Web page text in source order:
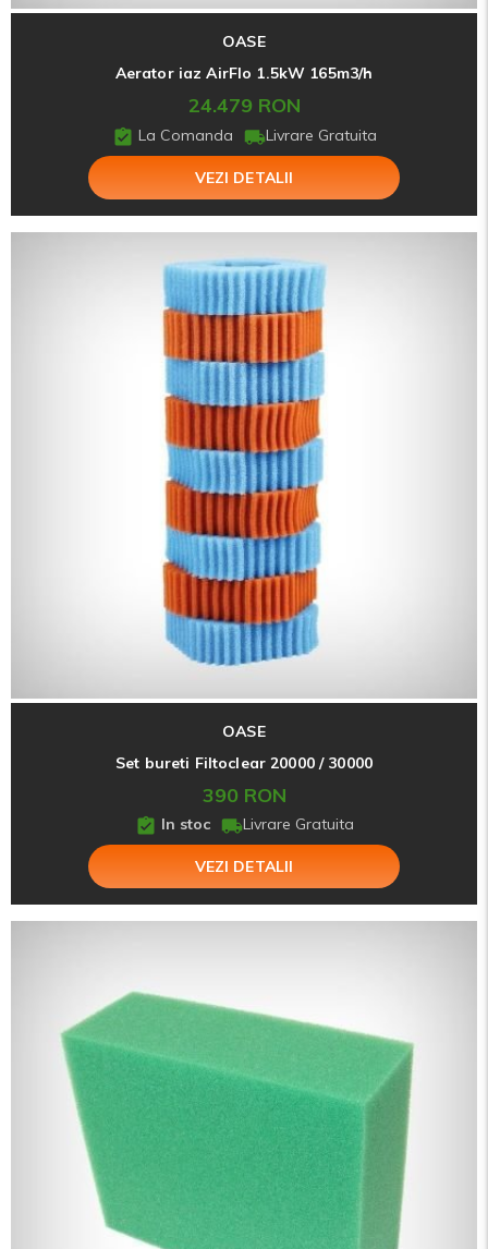
OASE
Aerator iaz AirFlo 1.5kW 165m3/h
24.479 RON
La Comanda Livrare Gratuita
VEZI DETALII
OASE
Set bureti Filtoclear 20000 / 30000
390 RON
In stoc Livrare Gratuita
VEZI DETALII